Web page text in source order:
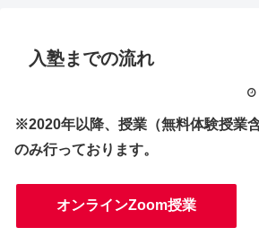
入塾までの流れ
※2020年以降、授業（無料体験授業
のみ行っております。
オンラインZoom授業